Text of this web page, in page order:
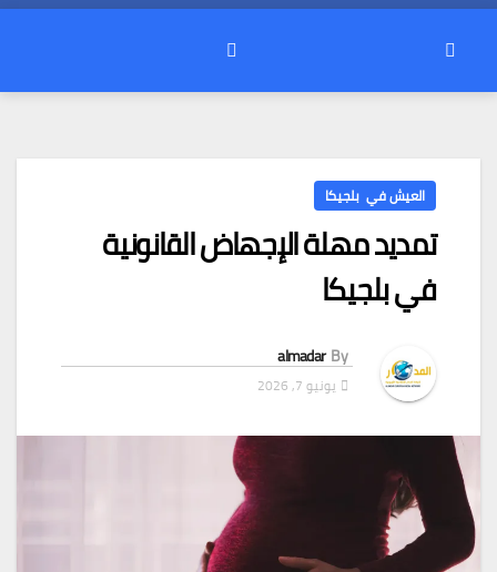
العيش في بلجيكا
تمديد مهلة الإجهاض القانونية
في بلجيكا
By
almadar
يونيو 7, 2026